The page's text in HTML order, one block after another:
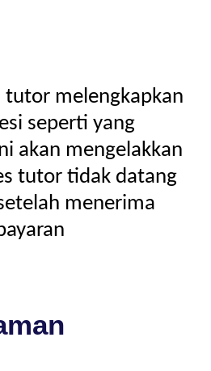
tutor melengkapkan
seperti yang
akan mengelakkan
tutor tidak datang
menerima